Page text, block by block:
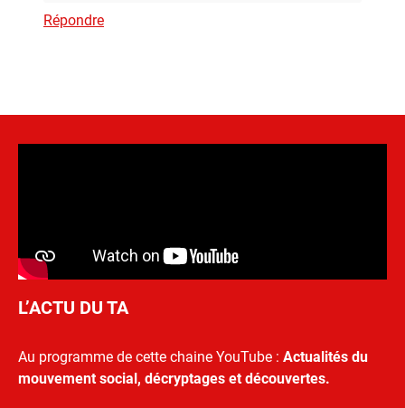
Répondre
L’ACTU DU TA
Au programme de cette chaine YouTube : Actualités du
mouvement social, décryptages et découvertes.